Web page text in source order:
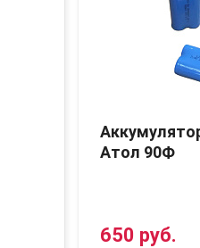
Атол 90Ф
650 руб.